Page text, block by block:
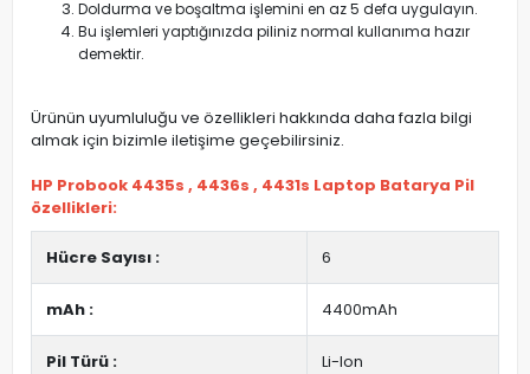
Doldurma ve boşaltma işlemini en az 5 defa uygulayın.
Bu işlemleri yaptığınızda piliniz normal kullanıma hazır
demektir.
Ürünün uyumluluğu ve özellikleri hakkında daha fazla bilgi
almak için bizimle iletişime geçebilirsiniz.
HP Probook 4435s , 4436s , 4431s Laptop Batarya Pil
özellikleri:
Hücre Sayısı : 6
mAh : 4400mAh
Pil Türü : Li-Ion